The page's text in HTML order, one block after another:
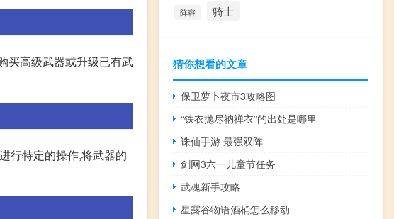
买高级武器或升级已有武
行特定的操作,将武器的
阵容 骑士
猜你想看的文章
保卫萝卜夜市3攻略图
“铁衣抛尽衲禅衣”的出处是哪里
诛仙手游 最强双阵
剑网3六一儿童节任务
武魂新手攻略
星露谷物语酒桶怎么移动